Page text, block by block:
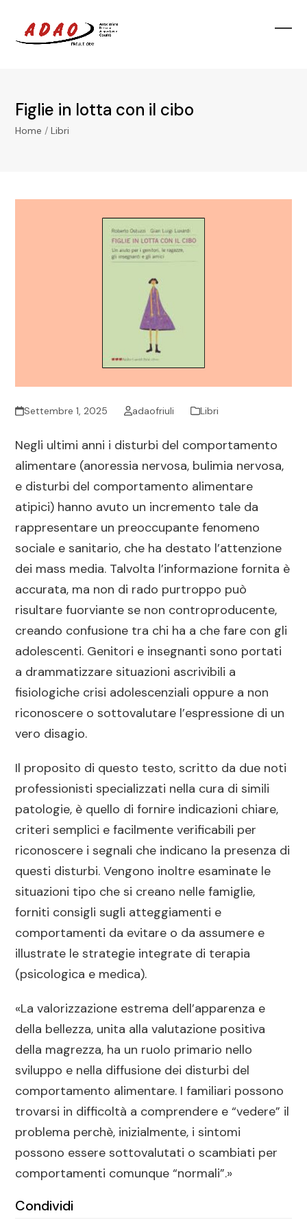
Figlie in lotta con il cibo
Home /Libri
Settembre 1, 2025 adaofriuli Libri
Negli ultimi anni i disturbi del comportamento
alimentare (anoressia nervosa, bulimia nervosa,
e disturbi del comportamento alimentare
atipici) hanno avuto un incremento tale da
rappresentare un preoccupante fenomeno
sociale e sanitario, che ha destato l’attenzione
dei mass media. Talvolta l’informazione fornita è
accurata, ma non di rado purtroppo può
risultare fuorviante se non controproducente,
creando confusione tra chi ha a che fare con gli
adolescenti. Genitori e insegnanti sono portati
a drammatizzare situazioni ascrivibili a
fisiologiche crisi adolescenziali oppure a non
riconoscere o sottovalutare l’espressione di un
vero disagio.
Il proposito di questo testo, scritto da due noti
professionisti specializzati nella cura di simili
patologie, è quello di fornire indicazioni chiare,
criteri semplici e facilmente verificabili per
riconoscere i segnali che indicano la presenza di
questi disturbi. Vengono inoltre esaminate le
situazioni tipo che si creano nelle famiglie,
forniti consigli sugli atteggiamenti e
comportamenti da evitare o da assumere e
illustrate le strategie integrate di terapia
(psicologica e medica).
«La valorizzazione estrema dell’apparenza e
della bellezza, unita alla valutazione positiva
della magrezza, ha un ruolo primario nello
sviluppo e nella diffusione dei disturbi del
comportamento alimentare. I familiari possono
trovarsi in difficoltà a comprendere e “vedere” il
problema perchè, inizialmente, i sintomi
possono essere sottovalutati o scambiati per
comportamenti comunque “normali”.»
Condividi